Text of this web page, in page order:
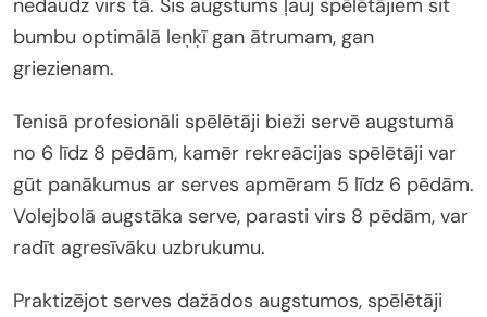
bumbu optimālā leņķī gan ātrumam, gan
griezienam.
Tenisā profesionāli spēlētāji bieži servē augstumā
no 6 līdz 8 pēdām, kamēr rekreācijas spēlētāji var
gūt panākumus ar serves apmēram 5 līdz 6 pēdām.
Volejbolā augstāka serve, parasti virs 8 pēdām, var
radīt agresīvāku uzbrukumu.
Praktizējot serves dažādos augstumos, spēlētāji